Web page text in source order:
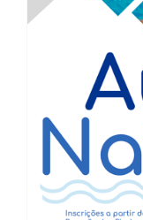
Aulas